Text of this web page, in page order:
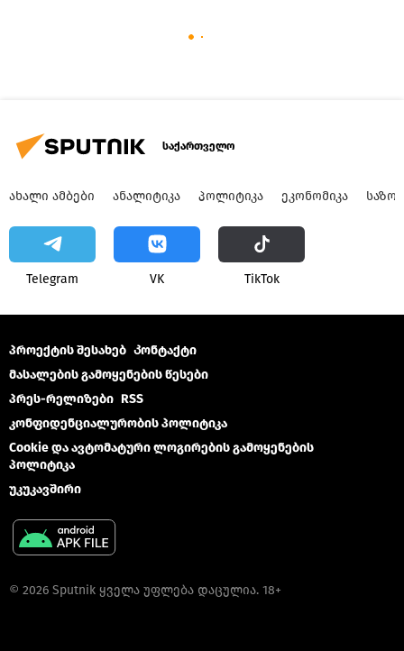
საქართველო
ᲐᲮᲐᲚᲘ ᲐᲛᲑᲔᲑᲘ ᲐᲜᲐᲚᲘᲢᲘᲙᲐ ᲞᲝᲚᲘᲢᲘᲙᲐ ᲔᲙᲝᲜᲝᲛᲘᲙᲐ
Telegram VK ТikТоk
პროექტის შესახებ Კონტაქტი
მასალების გამოყენების წესები
პრეს-რელიზები RSS
კონფიდენციალურობის პოლიტიკა
Cookie და ავტომატური ლოგირების გამოყენების
პოლიტიკა
უკუკავშირი
© 2026 Sputnik ყველა უფლება დაცულია. 18+